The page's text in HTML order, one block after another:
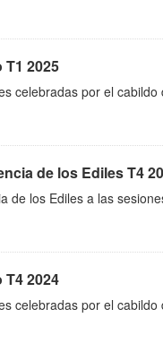
2025
celebradas por el
de los Ediles T4
de los Ediles a las
2024
celebradas por el